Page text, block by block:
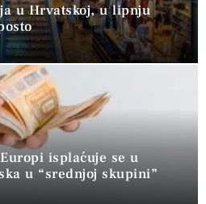
u Hrvatskoj, u lipnju
isplaćuje se u
u “srednjoj skupini”